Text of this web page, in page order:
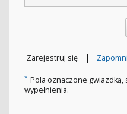
Zarejestruj się |
* Pola oznaczone
wypełnienia.